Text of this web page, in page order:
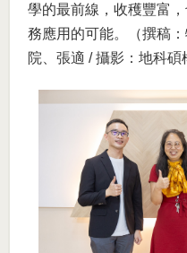
學的最前線，收穫豐富
務應用的可能。（撰稿
院、張適 / 攝影：地科碩